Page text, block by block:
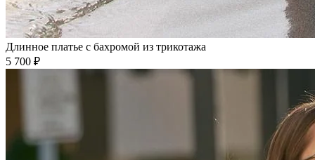
Длинное платье с бахромой из трикотажа
5 700 ₽